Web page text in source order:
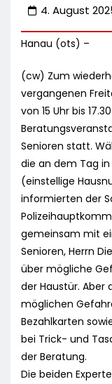
4. August
Hanau (ots) –
(cw) Zum
vergangenen
von 15 Uhr bis
Senioren statt.
die an dem Tag
(einstellige
informierten der
gemeinsam mit
Senioren, Herrn
über mögliche
der Haustür. Aber
möglichen
Bezahlkarten
bei Trick- und
der Beratung.
Die beiden